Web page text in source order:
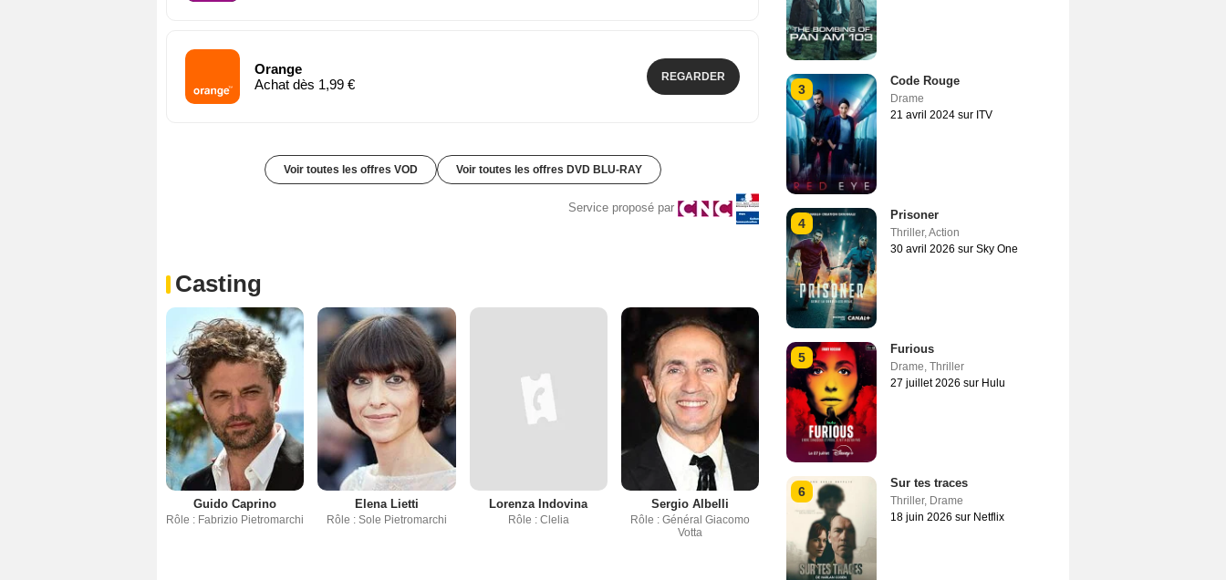
Orange
Achat dès 1,99 €
REGARDER
Voir toutes les offres VOD Voir toutes les offres DVD BLU-RAY
Service proposé par
Casting
Guido Caprino
Rôle : Fabrizio Pietromarchi
Elena Lietti
Rôle : Sole Pietromarchi
Lorenza Indovina
Rôle : Clelia
Sergio Albelli
Rôle : Général Giacomo
Votta
3
Code Rouge
Drame
21 avril 2024 sur ITV
4
Prisoner
Thriller,Action
30 avril 2026 sur Sky One
5
Furious
Drame, Thriller
27 juillet 2026 sur Hulu
6
Sur tes traces
Thriller, Drame
18 juin 2026 sur Netflix